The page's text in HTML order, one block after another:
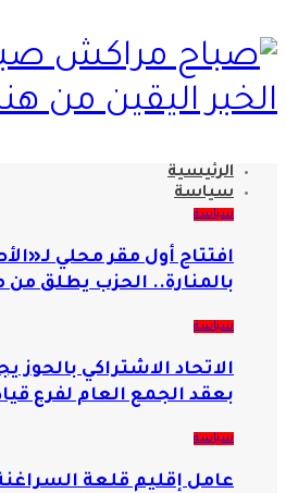
الخبر اليقين من
الرئيسية
سياسة
سياسة
افتتاح أول مقر محلي
بالمنارة.. الحزب يطلق
سياسة
الاتحاد الاشتراكي بالحوز
بعقد الجمع العام لفرع
سياسة
عامل إقليم قلعة